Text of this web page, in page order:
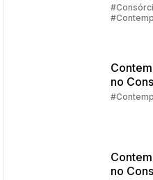
no
Parte 5:
no